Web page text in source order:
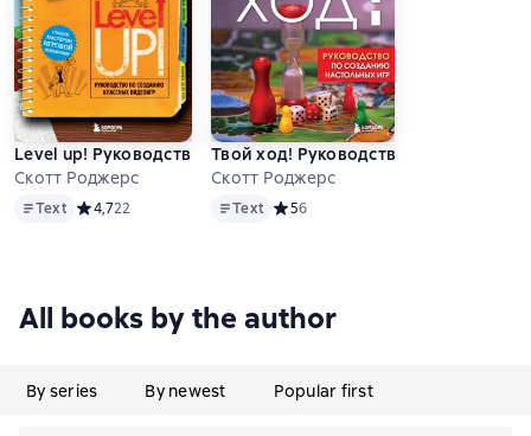
Level up! Руководство по созданию классных видеоигр
Скотт Роджерс
TextText Средний рейтинг 4,7 на основе 22 оценок
4,722
Твой ход! Руководство по созданию
Скотт Роджерс
TextText Средний рейтинг 5 на основе 6
56
All books by the author
By series By newest Popular first